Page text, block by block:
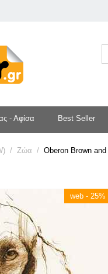
- Αφίσα Best Seller
/ Ζώα / Oberon Brown
web - 25%